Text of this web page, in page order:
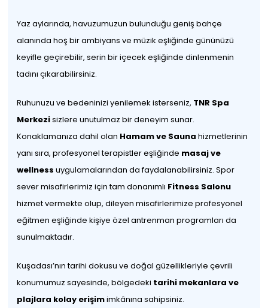
Yaz aylarında, havuzumuzun bulunduğu geniş bahçe
alanında hoş bir ambiyans ve müzik eşliğinde gününüzü
keyifle geçirebilir, serin bir içecek eşliğinde dinlenmenin
tadını çıkarabilirsiniz.
Ruhunuzu ve bedeninizi yenilemek isterseniz, TNR Spa
Merkezisizlere unutulmaz bir deneyim sunar.
Konaklamanıza dahil olan Hamam ve Sauna hizmetlerinin
yanı sıra, profesyonel terapistler eşliğinde masaj ve
wellness uygulamalarından da faydalanabilirsiniz. Spor
sever misafirlerimiz için tam donanımlı Fitness Salonu
hizmet vermekte olup, dileyen misafirlerimize profesyonel
eğitmen eşliğinde kişiye özel antrenman programları da
sunulmaktadır.
Kuşadası’nın tarihi dokusu ve doğal güzellikleriyle çevrili
konumumuz sayesinde, bölgedeki tarihi mekanlara ve
plajlara kolay erişimimkânına sahipsiniz.